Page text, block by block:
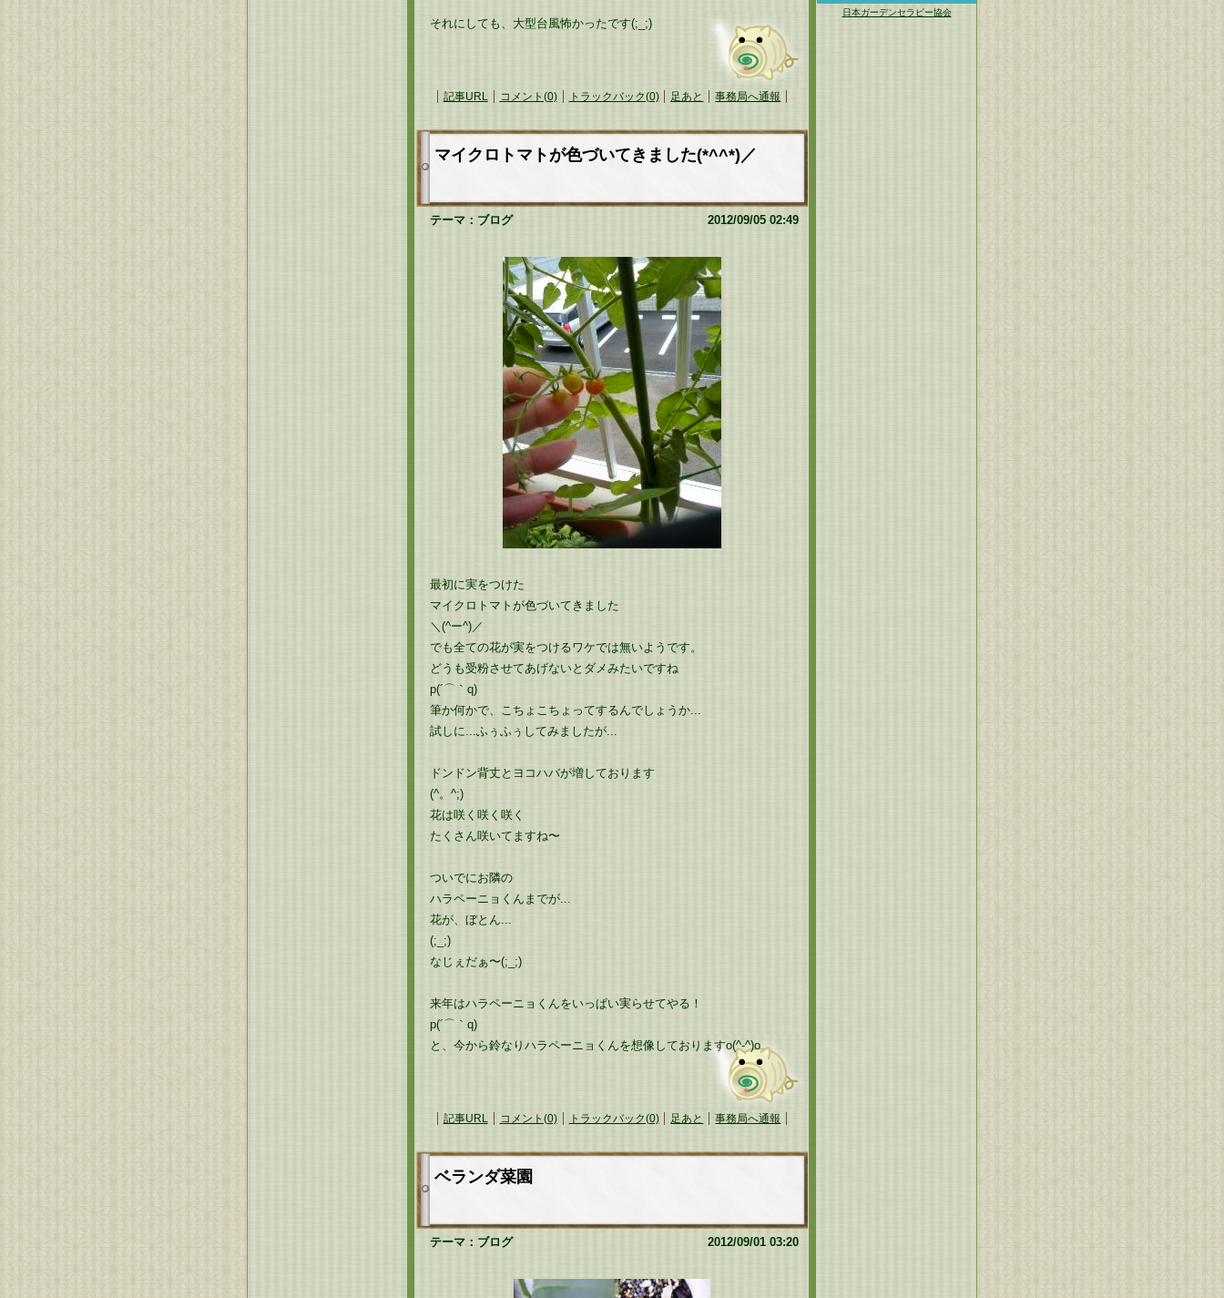
それにしても、大型台風怖かったです(;_;)
記事URL コメント(0) トラックバック(0) 足あと 事務局へ通報
マイクロトマトが色づいてきました(*^^*)／
テーマ： ブログ 2012/09/05 02:49
最初に実をつけた
マイクロトマトが色づいてきました
＼(^ー^)／
でも全ての花が実をつけるワケでは無いようです。
どうも受粉させてあげないとダメみたいですね
p(´⌒｀q)
筆か何かで、こちょこちょってするんでしょうか...
試しに...ふぅふぅしてみましたが...
ドンドン背丈とヨコハバが増しております
(^。^;)
花は咲く咲く咲く
たくさん咲いてますね〜
ついでにお隣の
ハラペーニョくんまでが...
花が、ぼとん...
(;_;)
なじぇだぁ〜(;_;)
来年はハラペーニョくんをいっぱい実らせてやる！
p(´⌒｀q)
と、今から鈴なりハラペーニョくんを想像しておりますo(^-^)o
記事URL コメント(0) トラックバック(0) 足あと 事務局へ通報
ベランダ菜園
テーマ： ブログ 2012/09/01 03:20
日本ガーデンセラピー協会